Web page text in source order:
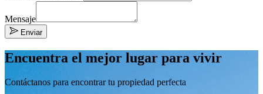
Mensaje
Enviar
Encuentra el mejor lugar para vivir
Contáctanos para encontrar tu propiedad perfecta